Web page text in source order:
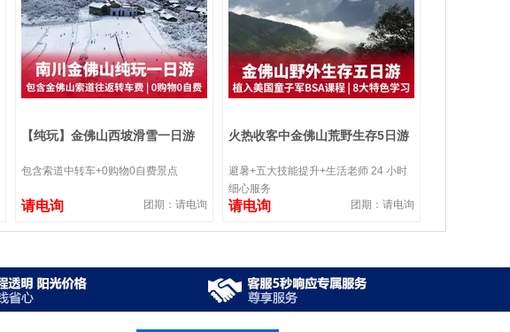
【纯玩】金佛山西坡滑雪一日游
包含索道中转车+0购物0自费景点
请电询 团期：请电询
火热收客中金佛山荒野生存5日游
避暑+五大技能提升+生活老师 24 小时
细心服务
请电询 团期：请电询